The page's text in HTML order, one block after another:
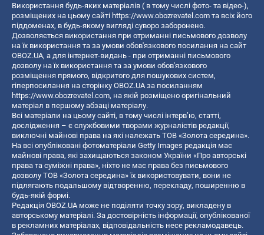
Використання будь-яких матеріалів ( в тому числі фото- та відео-),
розміщених на цьому сайті https://www.obozrevatel.com та всіх його
піддоменах, в будь-якому вигляді суворо заборонено.
Дозволяється використання при отриманні письмового дозволу
на їх використання та за умови обов'язкового посилання на сайт
OBOZ.UA, а для інтернет-видань - при отриманні письмового
дозволу на їх використання та за умови обов'язкового
розміщення прямого, відкритого для пошукових систем,
гіперпосилання на сторінку OBOZ.UA за посиланням
https://www.obozrevatel.com, на якій розміщено оригінальний
матеріал в першому абзаці матеріалу.
Всі матеріали на цьому сайті, в тому числі інтерв’ю, статті,
дослідження – є службовими творами журналістів редакції,
виключні майнові права на які належать ТОВ «Золота середина».
На всі опубліковані фотоматеріали Getty Images редакція має
майнові права, які захищаються законом України «Про авторські
права та суміжні права», ніхто не має права без письмового
дозволу ТОВ «Золота середина» їх використовувати, вони не
підлягають подальшому відтворенню, перекладу, поширенню в
будь-якій формі.
Редакція OBOZ.UA може не поділяти точку зору, викладену в
авторському матеріалі. За достовірність інформації, опублікованої
в рекламних матеріалах, відповідальність несе рекламодавець.